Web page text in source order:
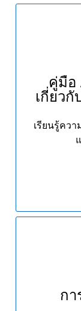
คู่มือ
เกี่ยวกั
เรียนรู้คว
กา